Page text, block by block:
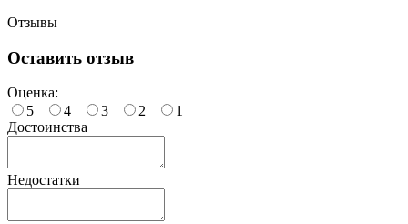
Отзывы
Оставить отзыв
Оценка:
5
4 3 2
1
Достоинства
Недостатки